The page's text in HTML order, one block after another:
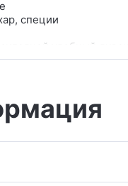
специи
удобный
дровяная